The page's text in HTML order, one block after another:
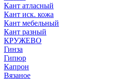
Кант атласный
Кант иск. кожа
Кант мебельный
Кант разный
КРУЖЕВО
Гинза
Гипюр
Капрон
Вязаное